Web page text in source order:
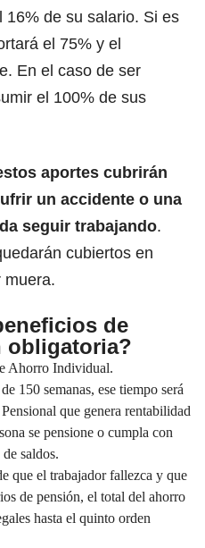
16% de su salario. Si es
el 75% y el
En el caso de ser
el 100% de sus
aportes cubrirán
un accidente o una
seguir trabajando.
cubiertos en
muera.
de
obligatoria?
Ahorro Individual.
150 semanas, ese tiempo será
que genera rentabilidad
se pensione o cumpla con
saldos.
que el trabajador fallezca y que
de pensión, el total del ahorro
hasta el quinto orden